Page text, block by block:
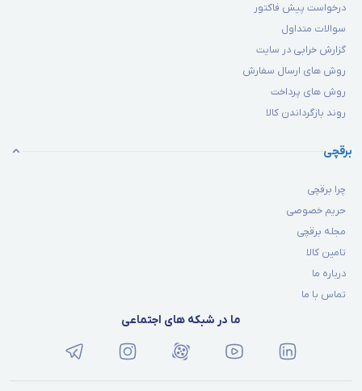
درخواست پیش فاکتور
سوالات متداول
گزارش خرابی در سایت
روش های ارسال سفارش
روش های پرداخت
روند بازگرداندن کالا
برقچی
چرا برقچی
حریم خصوصی
مجله برقچی
تامین کالا
درباره ما
تماس با ما
ما در شبکه های اجتماعی